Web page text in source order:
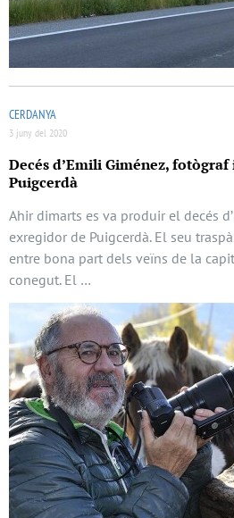
CERDANYA
3 juny del 2020
Decés d’Emili Giménez,
Puigcerdà
Ahir dimarts es va produir el decés
exregidor de Puigcerdà. El seu
entre bona part dels veïns de la
conegut. El …